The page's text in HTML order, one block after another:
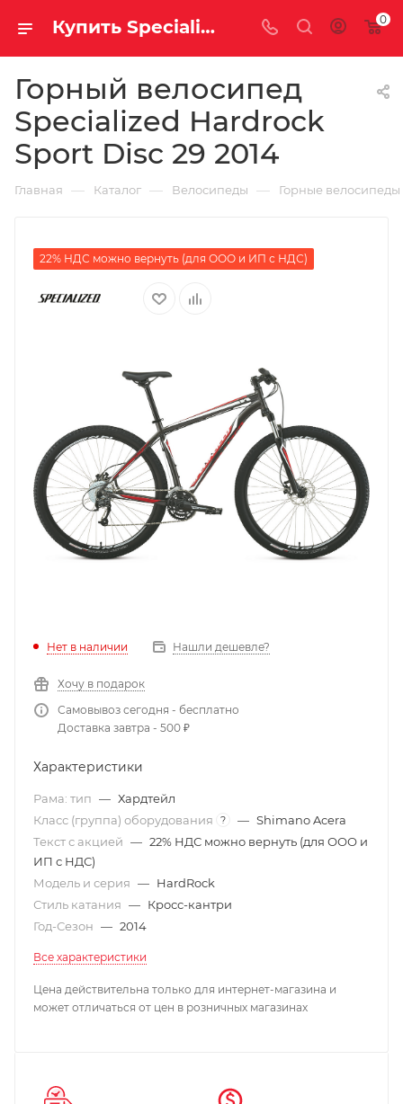
Купить Specialized Hardrock Sport Disc 29 2014 за рублей, а со скидкой 0
Горный велосипед
Specialized Hardrock
Sport Disc 29 2014
Главная — Каталог — Велосипеды — Горные велосипеды
22% НДС можно вернуть (для ООО и ИП с НДС)
Нет в наличии Нашли дешевле?
Хочу в подарок
Самовывоз сегодня - бесплатно
Доставка завтра - 500 ₽
Характеристики
Рама: тип — Хардтейл
Класс (группа) оборудования
? — Shimano Acera
Текст с акцией — 22% НДС можно вернуть (для ООО и
ИП с НДС)
Модель и серия — HardRock
Стиль катания — Кросс-кантри
Год-Сезон — 2014
Все характеристики
Цена действительна только для интернет-магазина и
может отличаться от цен в розничных магазинах